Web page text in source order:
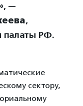
—
,
палаты РФ.
сектору,